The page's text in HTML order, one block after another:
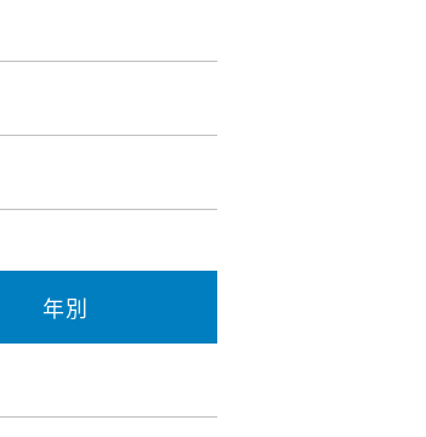
年別